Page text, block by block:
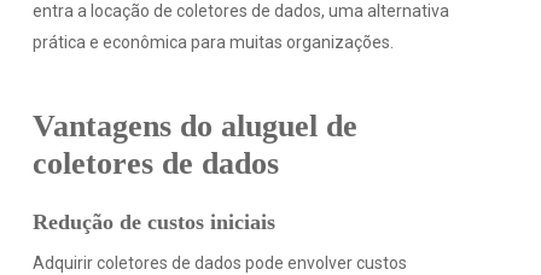
entra a locação de coletores de dados, uma alternativa
prática e econômica para muitas organizações.
Vantagens do aluguel de
coletores de dados
Redução de custos iniciais
Adquirir coletores de dados pode envolver custos